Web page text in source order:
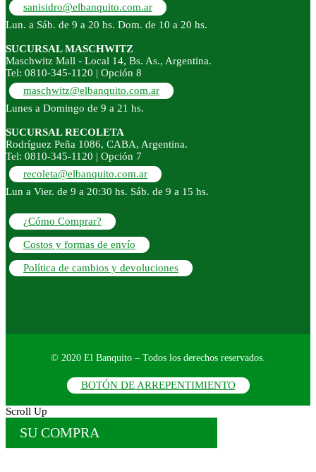
sanisidro@elbanquito.com.ar
Lun. a Sáb. de 9 a 20 hs. Dom. de 10 a 20 hs.
SUCURSAL MASCHWITZ
Maschwitz Mall - Local 14, Bs. As., Argentina.
Tel: 0810-345-1120 | Opción 8
maschwitz@elbanquito.com.ar
Lunes a Domingo de 9 a 21 hs.
SUCURSAL RECOLETA
Rodríguez Peña 1086, CABA, Argentina.
Tel: 0810-345-1120 | Opción 7
recoleta@elbanquito.com.ar
Lun a Vier. de 9 a 20:30 hs. Sáb. de 9 a 15 hs.
¿Cómo Comprar?
Costos y formas de envío
Política de cambios y devoluciones
© 2020 El Banquito – Todos los derechos reservados.
BOTÓN DE ARREPENTIMIENTO
Scroll Up
SU COMPRA